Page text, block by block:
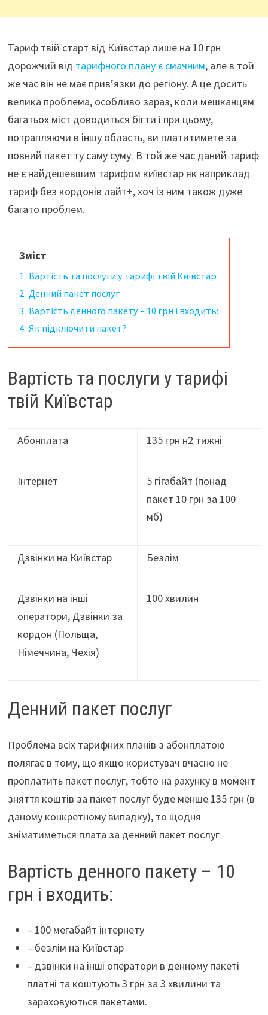
Тариф твій старт від Київстар лише на 10 грн
дорожчий від тарифного плану є смачним, але в той
же час він не має прив’язки до регіону. А це досить
велика проблема, особливо зараз, коли мешканцям
багатьох міст доводиться бігти і при цьому,
потрапляючи в іншу область, ви платитимете за
повний пакет ту саму суму. В той же час даний тариф
не є найдешевшим тарифом київстар як наприклад
тариф без кордонів лайт+, хоч із ним також дуже
багато проблем.
Зміст
1. Вартість та послуги у тарифі твій Київстар
2. Денний пакет послуг
3. Вартість денного пакету – 10 грн і входить:
4. Як підключити пакет?
Вартість та послуги у тарифі
твій Київстар
Абонплата 135 грн н2 тижні
Інтернет
5 гігабайт (понад
пакет 10 грн за 100
мб)
Дзвінки на Київстар Безлім
Дзвінки на інші
оператори, Дзвінки за
кордон (Польща,
Німеччина, Чехія)
100 хвилин
Денний пакет послуг
Проблема всіх тарифних планів з абонплатою
полягає в тому, що якщо користувач вчасно не
проплатить пакет послуг, тобто на рахунку в момент
зняття коштів за пакет послуг буде менше 135 грн (в
даному конкретному випадку), то щодня
зніматиметься плата за денний пакет послуг
Вартість денного пакету – 10
грн і входить:
– 100 мегабайт інтернету
– безлім на Київстар
– дзвінки на інші оператори в денному пакеті
платні та коштують 3 грн за 3 хвилини та
зараховуються пакетами.